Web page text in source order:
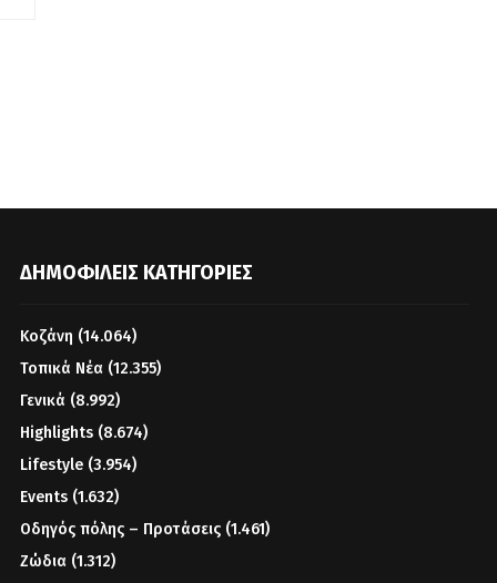
ΔΗΜΟΦΙΛΕΊΣ ΚΑΤΗΓΟΡΊΕΣ
Κοζάνη (14.064)
Τοπικά Νέα (12.355)
Γενικά (8.992)
Highlights (8.674)
Lifestyle (3.954)
Events (1.632)
Οδηγός πόλης – Προτάσεις (1.461)
Ζώδια (1.312)